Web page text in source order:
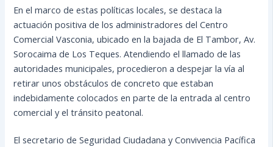
En el marco de estas políticas locales, se destaca la
actuación positiva de los administradores del Centro
Comercial Vasconia, ubicado en la bajada de El Tambor, Av.
Sorocaima de Los Teques. Atendiendo el llamado de las
autoridades municipales, procedieron a despejar la vía al
retirar unos obstáculos de concreto que estaban
indebidamente colocados en parte de la entrada al centro
comercial y el tránsito peatonal.
El secretario de Seguridad Ciudadana y Convivencia Pacífica